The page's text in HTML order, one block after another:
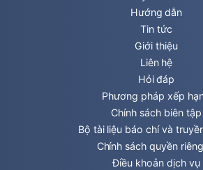
Hướng dẫn
Tin tức
Giới thiệu
Liên hệ
Hỏi đáp
Phương pháp xếp
Chính sách biên tập
Bộ tài liệu báo chí và
Chính sách quyền
Điều khoản dịch vụ